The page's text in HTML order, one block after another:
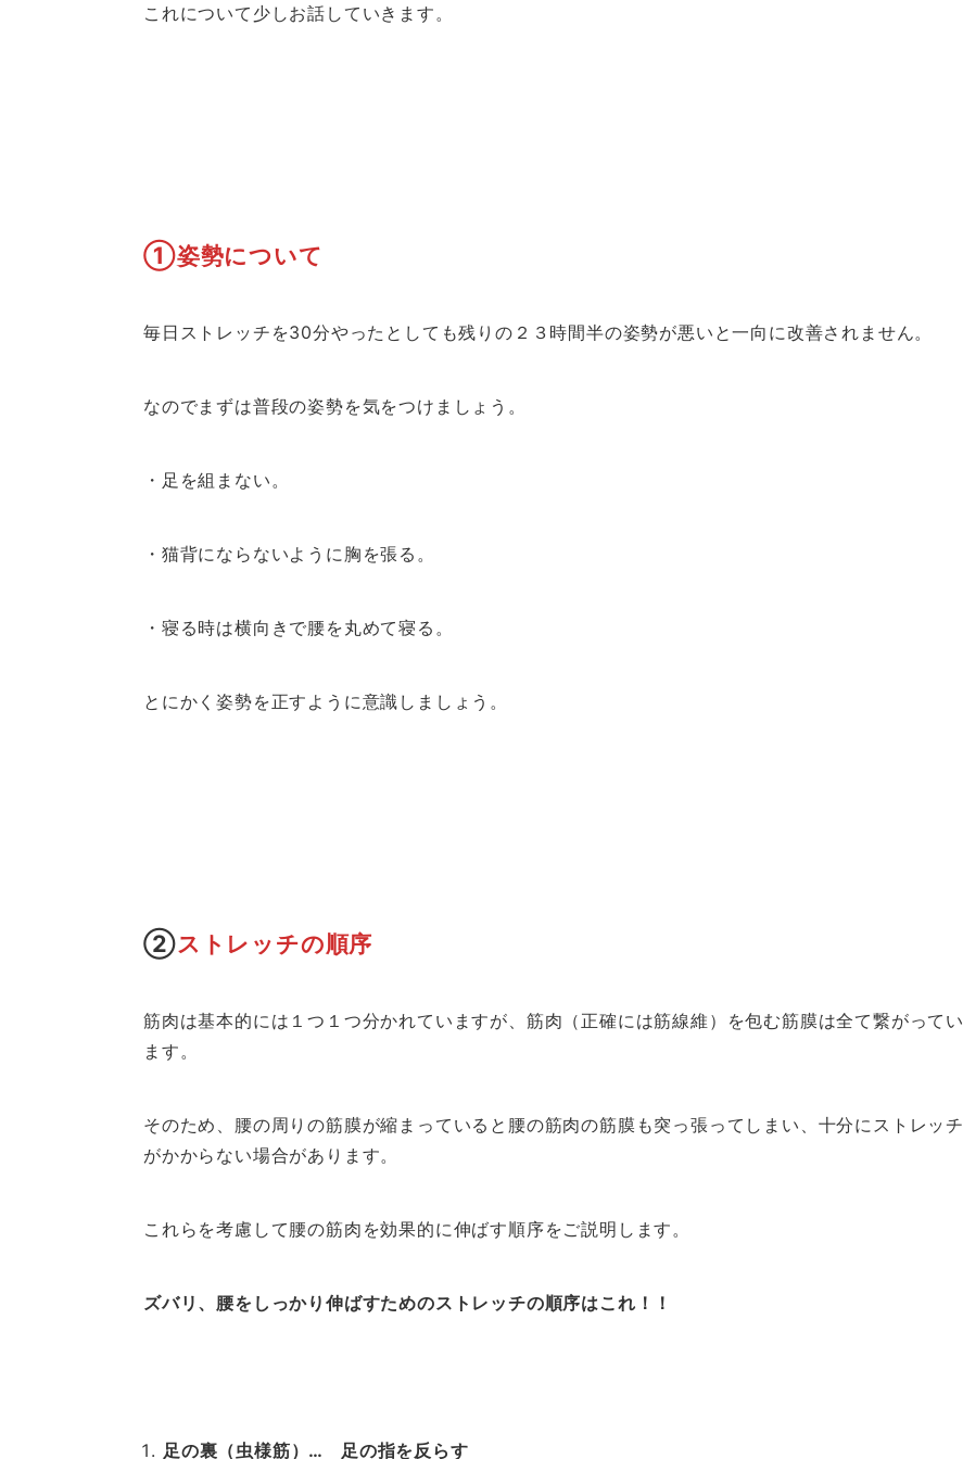
これについて少しお話していきます。
①姿勢について
毎日ストレッチを30分やったとしても残りの２３時間半の姿勢が悪いと一向に改善されません。
なのでまずは普段の姿勢を気をつけましょう。
・足を組まない。
・猫背にならないように胸を張る。
・寝る時は横向きで腰を丸めて寝る。
とにかく姿勢を正すように意識しましょう。
②ストレッチの順序
筋肉は基本的には１つ１つ分かれていますが、筋肉（正確には筋線維）を包む筋膜は全て繋がってい
ます。
そのため、腰の周りの筋膜が縮まっていると腰の筋肉の筋膜も突っ張ってしまい、十分にストレッチ
がかからない場合があります。
これらを考慮して腰の筋肉を効果的に伸ばす順序をご説明します。
ズバリ、腰をしっかり伸ばすためのストレッチの順序はこれ！！
足の裏（虫様筋）… 足の指を反らす